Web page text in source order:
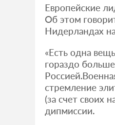
Европейские
Об этом
Нидерландах
«Есть одна
гораздо
стремление
(за счет своих
дипмиссии.